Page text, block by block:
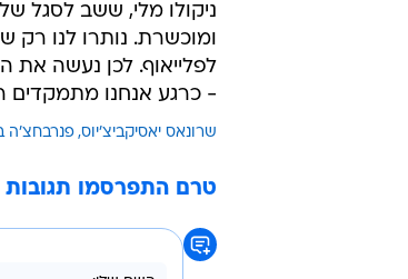
ניקולו מלי, ששב לסגל
ומוכשרת. נותרו לנו רק
לפלייאוף. לכן נעשה
- כרגע אנחנו
שרונאס יאסיקביצ'יוס פנרבחצ'ה
טרם התפרסמו תגובות